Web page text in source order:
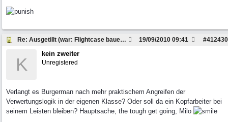
Re: Ausgetillt (war: Flightcase bauen Workshop... #412430
19/09/2010 09:41
K
kein zweiter
Unregistered
Verlangt es Burgerman nach mehr praktischem Angreifen der
Verwertungslogik in der eigenen Klasse? Oder soll da ein Kopfarbeiter bei
seinem Leisten bleiben? Hauptsache, the tough get going, Milo